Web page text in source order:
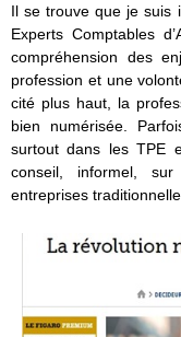
Il se trouve que je suis
Experts Comptables
compréhension des
profession et une
cité plus haut, la
bien numérisée.
surtout dans les TPE
conseil, informel,
entreprises